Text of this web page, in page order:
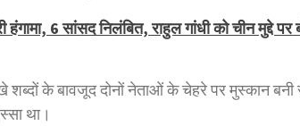
हंगामा, 6 सांसद निलंबित, राहुल गांधी को चीन मुद्दे
शब्दों के बावजूद दोनों नेताओं के चेहरे पर मुस्कान
था।